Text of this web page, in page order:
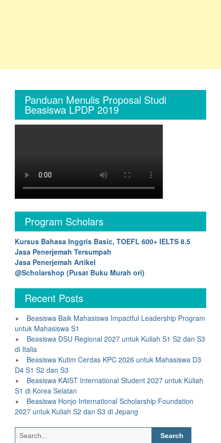
Panduan Menulis Proposal Studi
Beasiswa LPDP 2019
Program Scholars
Kursus Bahasa Inggris Basic, TOEFL 600+ IELTS 8.5
Jasa Penerjemah Tersumpah
Jasa Penerjemah Artikel
@Scholarshop (Pusat Buku Murah ori)
Recent Posts
Beasiswa Baik Mahasiswa Impactful Leadership Program
untuk Mahasiswa S1
Beasiswa DSU Regional 2027 untuk Kuliah S1 S2 dan S3
di Italia
Beasiswa Kutim Cerdas KPC 2026 untuk Mahasiswa D3
D4 S1 S2 dan S3
Beasiswa KAIST International Student 2027 untuk Kuliah
S1 di Korea Selatan
Beasiswa Honjo International Scholarship Foundation
2027 untuk Kuliah S2 dan S3 di Jepang
Search